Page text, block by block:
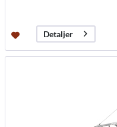
Detaljer